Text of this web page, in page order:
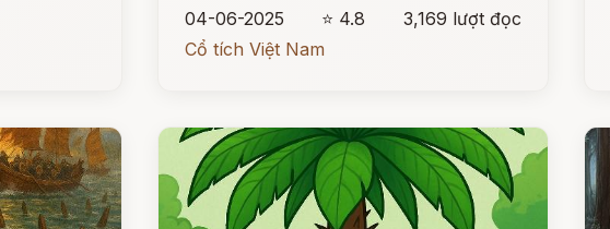
04-06-2025
⭐ 4.8
3,169 lượt đọc
Cổ tích Việt Nam